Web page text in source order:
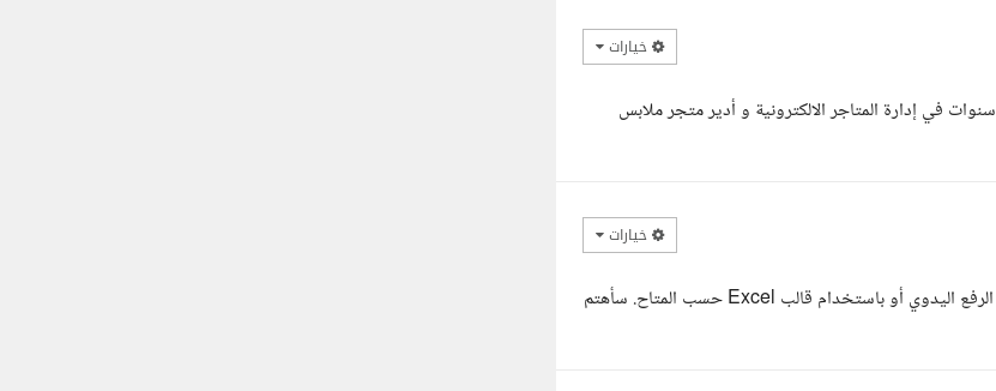
خيارات
السلام عليكم أسعد الله أوقاتك بكل الخير أ. فتحي. معك سهام متخصصة لأكثر من 5 سنوات في إدارة المتاجر الالكترونية و أدير متجر ملابس
خيارات
السلام عليكم، يمكنني إضافة 50 منتج على منصة نون بدقة وتنظيم، سواء عن طريق الرفع اليدوي أو باستخدام قالب Excel حسب المتاح. سأهتم